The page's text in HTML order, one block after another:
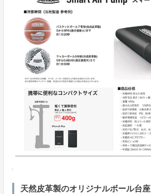
天然皮革製のオリジナルボール台座